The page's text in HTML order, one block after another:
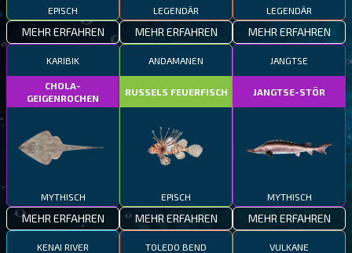
EPISCH
MEHR ERFAHREN
LEGENDÄR
MEHR ERFAHREN
LEGENDÄR
MEHR ERFAHREN
KARIBIK
CHOLA-
GEIGENROCHEN
MYTHISCH
MEHR ERFAHREN
ANDAMANEN
RUSSELS FEUERFISCH
EPISCH
MEHR ERFAHREN
JANGTSE
JANGTSE-STÖR
MYTHISCH
MEHR ERFAHREN
KENAI RIVER TOLEDO BEND VULKANE